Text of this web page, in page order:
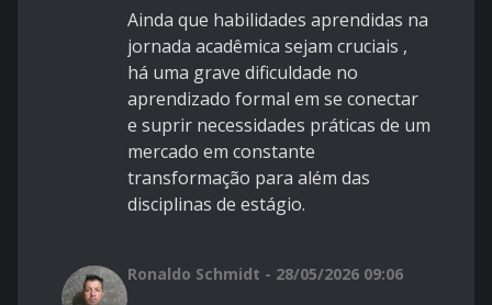
Ainda que habilidades aprendidas na
jornada acadêmica sejam cruciais ,
há uma grave dificuldade no
aprendizado formal em se conectar
e suprir necessidades práticas de um
mercado em constante
transformação para além das
disciplinas de estágio.
Ronaldo Schmidt - 28/05/2026 09:06